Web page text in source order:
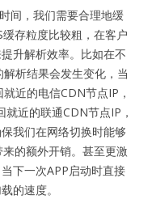
间，我们需要合理地缓
存粒度比较粗，在客户
升解析效率。比如在不
析结果会发生变化，当
近的电信CDN节点IP，
近的联通CDN节点IP，
我们在网络切换时能够
的额外开销。甚至更激
下一次APP启动时直接
的速度。